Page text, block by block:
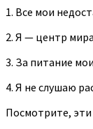
1. Все мои
2. Я — центр
3. За питание
4. Я не слушаю
Посмотрите,